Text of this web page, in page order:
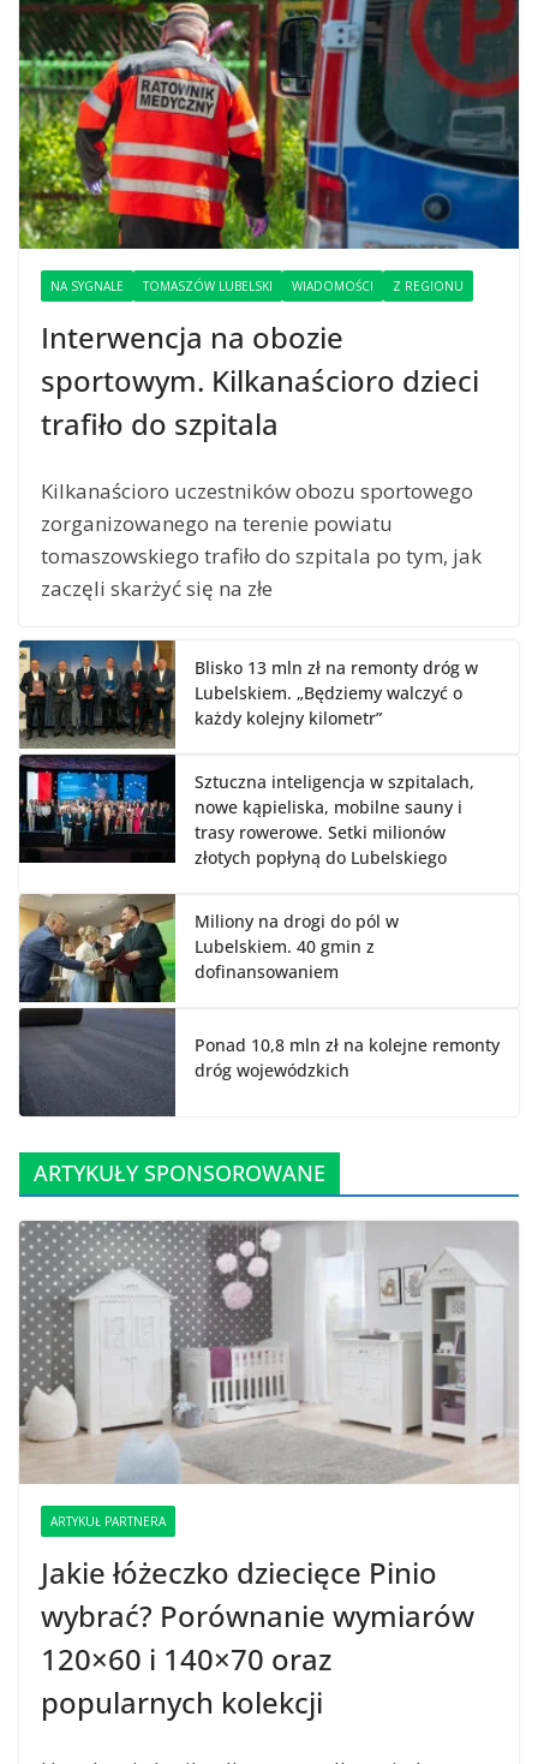
NA SYGNALE TOMASZÓW LUBELSKI WIADOMOŚCI Z REGIONU
Interwencja na obozie
sportowym. Kilkanaścioro dzieci
trafiło do szpitala
Kilkanaścioro uczestników obozu sportowego
zorganizowanego na terenie powiatu
tomaszowskiego trafiło do szpitala po tym, jak
zaczęli skarżyć się na złe
Blisko 13 mln zł na remonty dróg w
Lubelskiem. „Będziemy walczyć o
każdy kolejny kilometr”
Sztuczna inteligencja w szpitalach,
nowe kąpieliska, mobilne sauny i
trasy rowerowe. Setki milionów
złotych popłyną do Lubelskiego
Miliony na drogi do pól w
Lubelskiem. 40 gmin z
dofinansowaniem
Ponad 10,8 mln zł na kolejne remonty
dróg wojewódzkich
ARTYKUŁY SPONSOROWANE
ARTYKUŁ PARTNERA
Jakie łóżeczko dziecięce Pinio
wybrać? Porównanie wymiarów
120×60 i 140×70 oraz
popularnych kolekcji